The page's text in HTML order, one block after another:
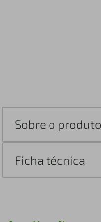
Sobre o produto
Ficha técnica